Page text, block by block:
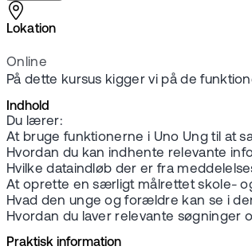
Lokation
Online
På dette kursus kigger vi på de
Indhold
Du lærer:
At bruge funktionerne i Uno Ung til at
Hvordan du kan indhente relevante
Hvilke dataindløb der er fra
At oprette en særligt målrettet skole-
Hvad den unge og forældre kan se i
Hvordan du laver relevante søgninger
Praktisk information